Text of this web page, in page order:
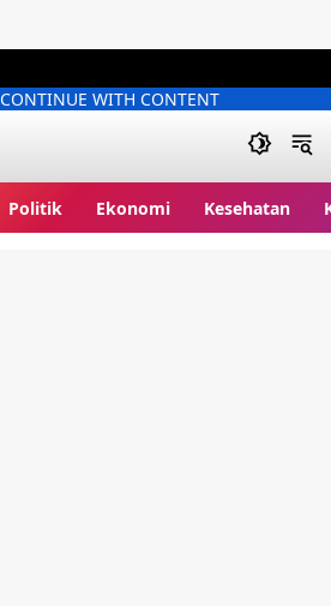
WITH CONTENT
Politik Ekonomi Kesehatan